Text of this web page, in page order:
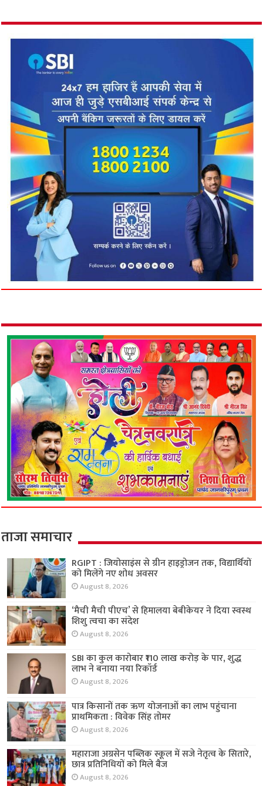
ताजा समाचार
RGIPT : जियोसाइंस से ग्रीन हाइड्रोजन तक, विद्यार्थियों
को मिलेंगे नए शोध अवसर
August 8, 2026
‘मैची मैची पीएच’ से हिमालया बेबीकेयर ने दिया स्वस्थ
शिशु त्वचा का संदेश
August 8, 2026
SBI का कुल कारोबार ₹110 लाख करोड़ के पार, शुद्ध
लाभ ने बनाया नया रिकॉर्ड
August 8, 2026
पात्र किसानों तक ऋण योजनाओं का लाभ पहुंचाना
प्राथमिकता : विवेक सिंह तोमर
August 8, 2026
महाराजा अग्रसेन पब्लिक स्कूल में सजे नेतृत्व के सितारे,
छात्र प्रतिनिधियों को मिले बैज
August 8, 2026